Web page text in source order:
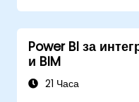
Power BI за
и BIM
21 Часа